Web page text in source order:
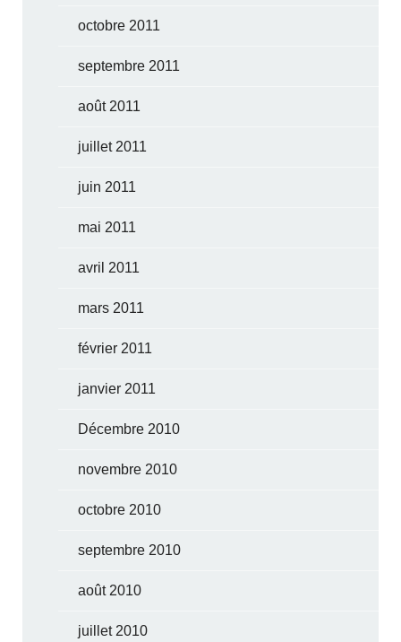
octobre 2011
septembre 2011
août 2011
juillet 2011
juin 2011
mai 2011
avril 2011
mars 2011
février 2011
janvier 2011
Décembre 2010
novembre 2010
octobre 2010
septembre 2010
août 2010
juillet 2010